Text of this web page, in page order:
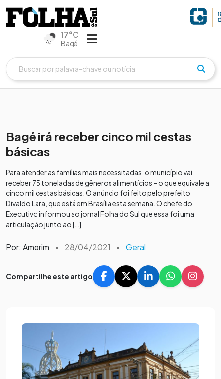
17°C
Bagé
Bagé irá receber cinco mil cestas
básicas
Para atender as famílias mais necessitadas, o município vai
receber 75 toneladas de gêneros alimentícios – o que equivale a
cinco mil cestas básicas. O anúncio foi feito pelo prefeito
Divaldo Lara, que está em Brasília esta semana. O chefe do
Executivo informou ao jornal Folha do Sul que essa foi uma
articulação junto ao […]
Por: Amorim • 28/04/2021 • Geral
Compartilhe este artigo